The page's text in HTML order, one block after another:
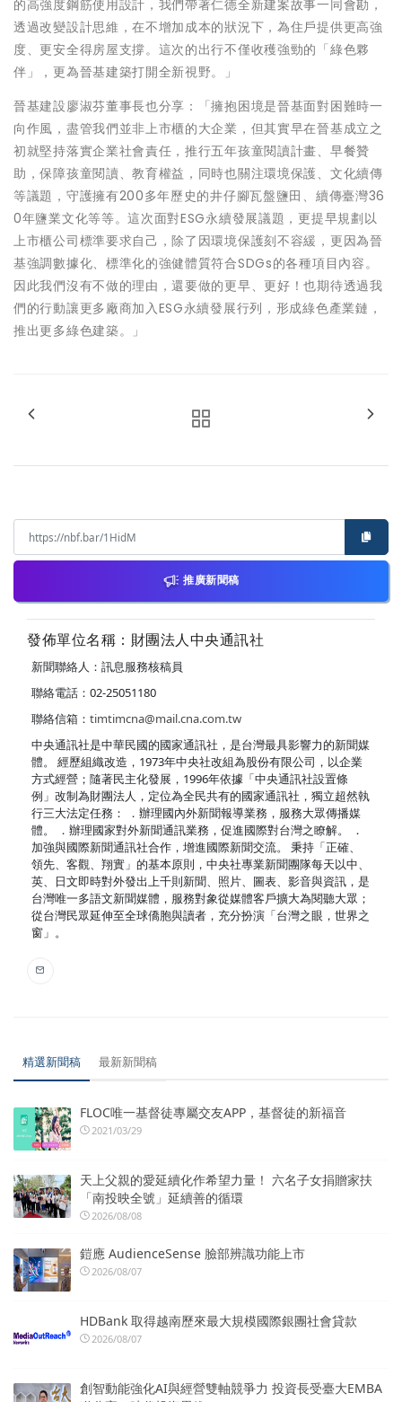
的高強度鋼筋使用設計，我們帶著仁德全新建案故事一同會勘，
透過改變設計思維，在不增加成本的狀況下，為住戶提供更高強
度、更安全得房屋支撐。這次的出行不僅收穫強勁的「綠色夥
伴」，更為晉基建築打開全新視野。」
晉基建設廖淑芬董事長也分享：「擁抱困境是晉基面對困難時一
向作風，盡管我們並非上市櫃的大企業，但其實早在晉基成立之
初就堅持落實企業社會責任，推行五年孩童閱讀計畫、早餐贊
助，保障孩童閱讀、教育權益，同時也關注環境保護、文化續傳
等議題，守護擁有200多年歷史的井仔腳瓦盤鹽田、續傳臺灣36
0年鹽業文化等等。這次面對ESG永續發展議題，更提早規劃以
上市櫃公司標準要求自己，除了因環境保護刻不容緩，更因為晉
基強調數據化、標準化的強健體質符合SDGs的各種項目內容。
因此我們沒有不做的理由，還要做的更早、更好！也期待透過我
們的行動讓更多廠商加入ESG永續發展行列，形成綠色產業鏈，
推出更多綠色建築。」
推廣新聞稿
發佈單位名稱：財團法人中央通訊社
新聞聯絡人：訊息服務核稿員
聯絡電話：02-25051180
聯絡信箱： timtimcna@mail.cna.com.tw
中央通訊社是中華民國的國家通訊社，是台灣最具影響力的新聞媒
體。 經歷組織改造，1973年中央社改組為股份有限公司，以企業
方式經營；隨著民主化發展，1996年依據「中央通訊社設置條
例」改制為財團法人，定位為全民共有的國家通訊社，獨立超然執
行三大法定任務： ．辦理國內外新聞報導業務，服務大眾傳播媒
體。 ．辦理國家對外新聞通訊業務，促進國際對台灣之瞭解。 ．
加強與國際新聞通訊社合作，增進國際新聞交流。 秉持「正確、
領先、客觀、翔實」的基本原則，中央社專業新聞團隊每天以中、
英、日文即時對外發出上千則新聞、照片、圖表、影音與資訊，是
台灣唯一多語文新聞媒體，服務對象從媒體客戶擴大為閱聽大眾；
從台灣民眾延伸至全球僑胞與讀者，充分扮演「台灣之眼，世界之
窗」。
精選新聞稿 最新新聞稿
FLOC唯一基督徒專屬交友APP，基督徒的新福音
2021/03/29
天上父親的愛延續化作希望力量！ 六名子女捐贈家扶
「南投映全號」延續善的循環
2026/08/08
鎧應 AudienceSense 臉部辨識功能上市
2026/08/07
HDBank 取得越南歷來最大規模國際銀團社會貸款
2026/08/07
創智動能強化AI與經營雙軸競爭力 投資長受臺大EMBA